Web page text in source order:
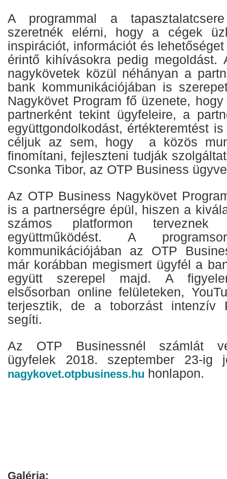
A programmal a
szeretnék elérni, hogy a cégek
inspirációt, információt és
érintő kihívásokra pedig megoldást.
nagykövetek közül néhányan a
bank kommunikációjában is
Nagykövet Program fő üzenete,
partnerként tekint ügyfeleire, a
együttgondolkodást, értékteremtést
céljuk az sem, hogy a közös
finomítani, fejleszteni tudják
Csonka Tibor, az OTP Business
Az OTP Business Nagykövet
is a partnerségre épül, hiszen a
számos platformon terveznek
együttműködést. A
kommunikációjában az OTP
már korábban megismert ügyfél a
együtt szerepel majd. A
elsősorban online felületeken,
terjesztik, de a toborzást intenzív
segíti.
Az OTP Businessnél számlát
ügyfelek 2018. szeptember 23-ig
nagykovet.otpbusiness.hu honlapon.
Galéria: